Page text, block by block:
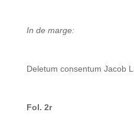
In de marge:
Deletum consentum Jacob
Fol. 2r